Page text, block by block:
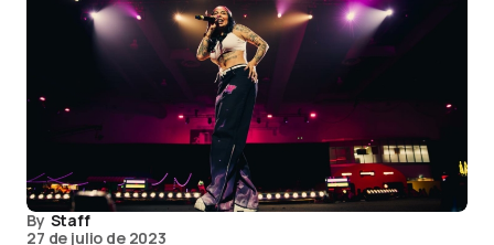
By Staff
27 de julio de 2023